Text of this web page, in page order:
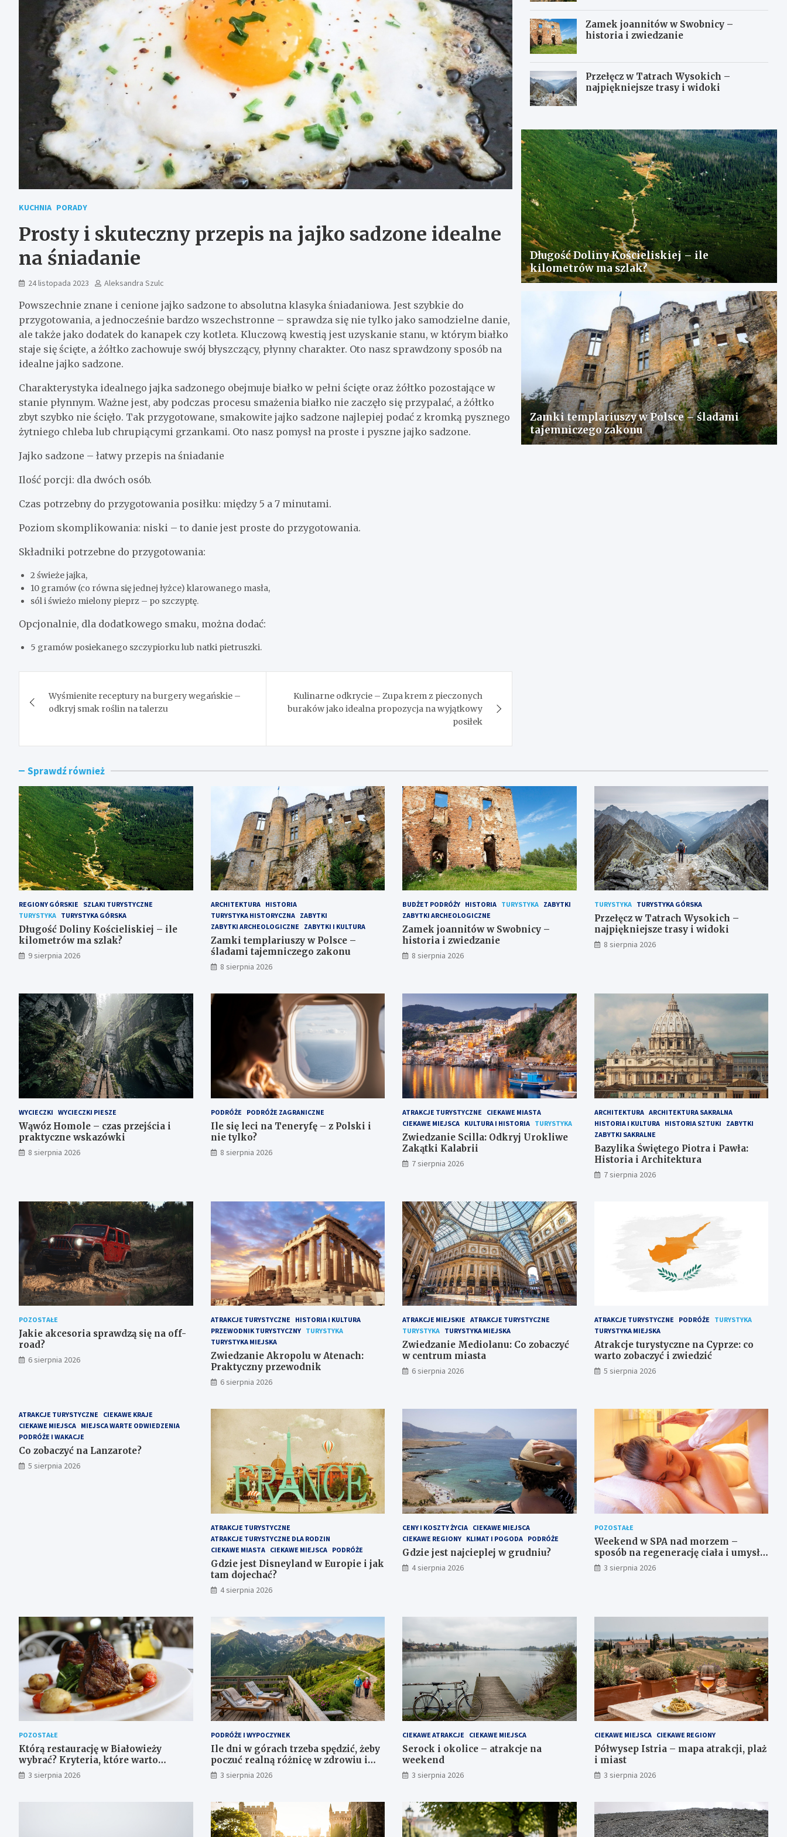
KUCHNIA PORADY
Prosty i skuteczny przepis na jajko sadzone idealne
na śniadanie
24 listopada 2023 Aleksandra Szulc
Powszechnie znane i cenione jajko sadzone to absolutna klasyka śniadaniowa. Jest szybkie do
przygotowania, a jednocześnie bardzo wszechstronne – sprawdza się nie tylko jako samodzielne danie,
ale także jako dodatek do kanapek czy kotleta. Kluczową kwestią jest uzyskanie stanu, w którym białko
staje się ścięte, a żółtko zachowuje swój błyszczący, płynny charakter. Oto nasz sprawdzony sposób na
idealne jajko sadzone.
Charakterystyka idealnego jajka sadzonego obejmuje białko w pełni ścięte oraz żółtko pozostające w
stanie płynnym. Ważne jest, aby podczas procesu smażenia białko nie zaczęło się przypalać, a żółtko
zbyt szybko nie ścięło. Tak przygotowane, smakowite jajko sadzone najlepiej podać z kromką pysznego
żytniego chleba lub chrupiącymi grzankami. Oto nasz pomysł na proste i pyszne jajko sadzone.
Jajko sadzone – łatwy przepis na śniadanie
Ilość porcji: dla dwóch osób.
Czas potrzebny do przygotowania posiłku: między 5 a 7 minutami.
Poziom skomplikowania: niski – to danie jest proste do przygotowania.
Składniki potrzebne do przygotowania:
2 świeże jajka,
10 gramów (co równa się jednej łyżce) klarowanego masła,
sól i świeżo mielony pieprz – po szczyptę.
Opcjonalnie, dla dodatkowego smaku, można dodać:
5 gramów posiekanego szczypiorku lub natki pietruszki.
wpisu
Wyśmienite receptury na burgery wegańskie –
odkryj smak roślin na talerzu
Kulinarne odkrycie – Zupa krem z pieczonych
buraków jako idealna propozycja na wyjątkowy
posiłek
Zamek joannitów w Swobnicy –
historia i zwiedzanie
Przełęcz w Tatrach Wysokich –
najpiękniejsze trasy i widoki
Długość Doliny Kościeliskiej – ile
kilometrów ma szlak?
Zamki templariuszy w Polsce – śladami
tajemniczego zakonu
Sprawdź również
REGIONY GÓRSKIE
SZLAKI TURYSTYCZNE
TURYSTYKA TURYSTYKA GÓRSKA
Długość Doliny Kościeliskiej – ile
kilometrów ma szlak?
9 sierpnia 2026
ARCHITEKTURA
HISTORIA
TURYSTYKA HISTORYCZNA
ZABYTKI
ZABYTKI ARCHEOLOGICZNE
ZABYTKI I KULTURA
Zamki templariuszy w Polsce –
śladami tajemniczego zakonu
8 sierpnia 2026
BUDŻET PODRÓŻY HISTORIA TURYSTYKA ZABYTKI
ZABYTKI ARCHEOLOGICZNE
Zamek joannitów w Swobnicy –
historia i zwiedzanie
8 sierpnia 2026
TURYSTYKA TURYSTYKA GÓRSKA
Przełęcz w Tatrach Wysokich –
najpiękniejsze trasy i widoki
8 sierpnia 2026
WYCIECZKI WYCIECZKI PIESZE
Wąwóz Homole – czas przejścia i
praktyczne wskazówki
8 sierpnia 2026
PODRÓŻE PODRÓŻE ZAGRANICZNE
Ile się leci na Teneryfę – z Polski i
nie tylko?
8 sierpnia 2026
ATRAKCJE TURYSTYCZNE
CIEKAWE MIASTA
CIEKAWE MIEJSCA KULTURA I HISTORIA TURYSTYKA
Zwiedzanie Scilla: Odkryj Urokliwe
Zakątki Kalabrii
7 sierpnia 2026
ARCHITEKTURA ARCHITEKTURA SAKRALNA
HISTORIA I KULTURA
HISTORIA SZTUKI
ZABYTKI
ZABYTKI SAKRALNE
Bazylika Świętego Piotra i Pawła:
Historia i Architektura
7 sierpnia 2026
POZOSTAŁE
Jakie akcesoria sprawdzą się na off-
road?
6 sierpnia 2026
ATRAKCJE TURYSTYCZNE
HISTORIA I KULTURA
PRZEWODNIK TURYSTYCZNY
TURYSTYKA
TURYSTYKA MIEJSKA
Zwiedzanie Akropolu w Atenach:
Praktyczny przewodnik
6 sierpnia 2026
ATRAKCJE MIEJSKIE ATRAKCJE TURYSTYCZNE
TURYSTYKA TURYSTYKA MIEJSKA
Zwiedzanie Mediolanu: Co zobaczyć
w centrum miasta
6 sierpnia 2026
ATRAKCJE TURYSTYCZNE PODRÓŻE
TURYSTYKA
TURYSTYKA MIEJSKA
Atrakcje turystyczne na Cyprze: co
warto zobaczyć i zwiedzić
5 sierpnia 2026
ATRAKCJE TURYSTYCZNE
CIEKAWE KRAJE
CIEKAWE MIEJSCA MIEJSCA WARTE ODWIEDZENIA
PODRÓŻE I WAKACJE
Co zobaczyć na Lanzarote?
5 sierpnia 2026
ATRAKCJE TURYSTYCZNE
ATRAKCJE TURYSTYCZNE DLA RODZIN
CIEKAWE MIASTA
CIEKAWE MIEJSCA PODRÓŻE
Gdzie jest Disneyland w Europie i jak
tam dojechać?
4 sierpnia 2026
CENY I KOSZTY ŻYCIA CIEKAWE MIEJSCA
CIEKAWE REGIONY KLIMAT I POGODA PODRÓŻE
Gdzie jest najcieplej w grudniu?
4 sierpnia 2026
POZOSTAŁE
Weekend w SPA nad morzem –
sposób na regenerację ciała i umysłu
w wyjątkowym otoczeniu
3 sierpnia 2026
POZOSTAŁE
Którą restaurację w Białowieży
wybrać? Kryteria, które warto
sprawdzić przed rezerwacją
3 sierpnia 2026
PODRÓŻE I WYPOCZYNEK
Ile dni w górach trzeba spędzić, żeby
poczuć realną różnicę w zdrowiu i
samopoczuciu?
3 sierpnia 2026
CIEKAWE ATRAKCJE CIEKAWE MIEJSCA
Serock i okolice – atrakcje na
weekend
3 sierpnia 2026
CIEKAWE MIEJSCA CIEKAWE REGIONY
Półwysep Istria – mapa atrakcji, plaż
i miast
3 sierpnia 2026